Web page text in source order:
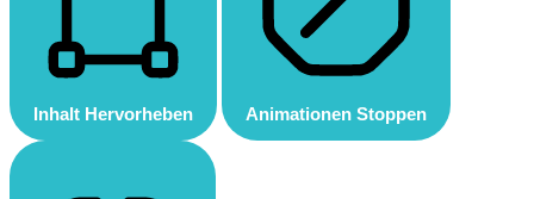
Inhalt Hervorheben Animationen Stoppen